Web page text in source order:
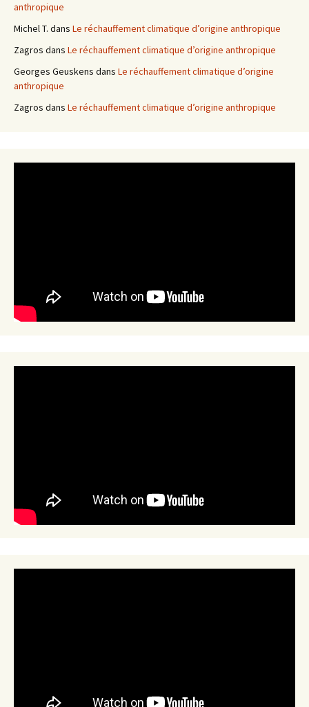
anthropique
Michel T. dans Le réchauffement climatique d’origine anthropique
Zagros dans Le réchauffement climatique d’origine anthropique
Georges Geuskens dans Le réchauffement climatique d’origine
anthropique
Zagros dans Le réchauffement climatique d’origine anthropique